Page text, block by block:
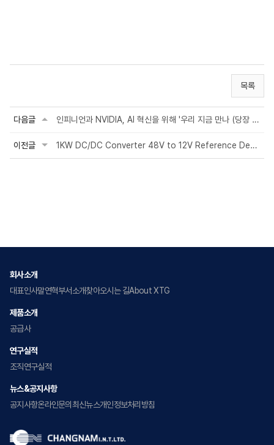
목록
다음글 인피니언과 NVIDIA, AI 혁신을 위해 '우리 지금 만나 (당장 만나♬)'
이전글 1KW DC/DC Converter 48V to 12V Reference Design by Vishay
회사소개
대표인사말연혁부서소개찾아오시는 길About XTG
제품소개
공급사
연구실적
조직연구실적
뉴스&공지사항
공지사항온라인문의최신뉴스개인정보처리방침